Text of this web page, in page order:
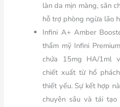
làn da mịn màng, săn
hỗ trợ phòng ngừa lão
Infini A+ Amber
thẩm mỹ Infini
chứa 15mg HA/1ml
chiết xuất từ hổ
thiết yếu. Sự kết hợp
chuyên sâu và tái